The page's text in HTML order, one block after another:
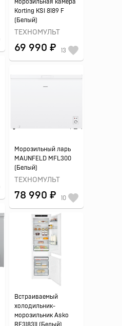
морозильная камера
Korting KSI 8189 F
(Белый)
ТЕХНОМУЛЬТ
69 990 ₽ 13
Морозильный ларь
MAUNFELD MFL300
(Белый)
ТЕХНОМУЛЬТ
78 990 ₽ 10
Встраиваемый
холодильник-
морозильник Asko
RF31831I (Белый)